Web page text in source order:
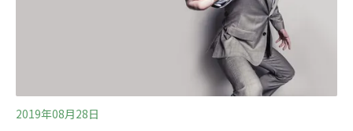
蕉根部的植物病。由於這種真菌對農藥
2019年08月28日